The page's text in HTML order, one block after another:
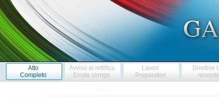
Atto
Completo
Avviso di rettifica
Errata corrige
Lavori
Preparatori
Direttive
recepite